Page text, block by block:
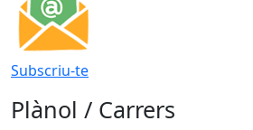
Subscriu-te
Plànol / Carrers